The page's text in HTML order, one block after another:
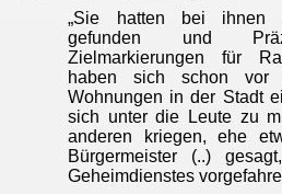
„Sie hatten bei ihnen
gefunden und
Zielmarkierungen für
haben sich schon
Wohnungen in der Stadt
sich unter die Leute zu
anderen kriegen, ehe
Bürgermeister (..)
Geheimdienstes
hybride Vorfälle und